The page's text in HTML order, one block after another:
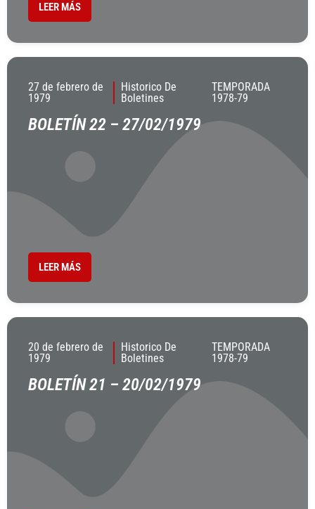
LEER MÁS
27 de febrero de
1979
Historico De
Boletines
TEMPORADA
1978-79
BOLETÍN 22 – 27/02/1979
LEER MÁS
20 de febrero de
1979
Historico De
Boletines
TEMPORADA
1978-79
BOLETÍN 21 – 20/02/1979